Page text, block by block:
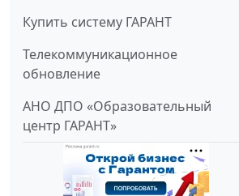
Купить систему ГАРАНТ
Телекоммуникационное
обновление
АНО ДПО «Образовательный
центр ГАРАНТ»